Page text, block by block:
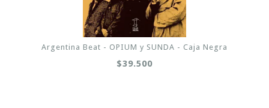
Argentina Beat - OPIUM y SUNDA - Caja Negra
$39.500